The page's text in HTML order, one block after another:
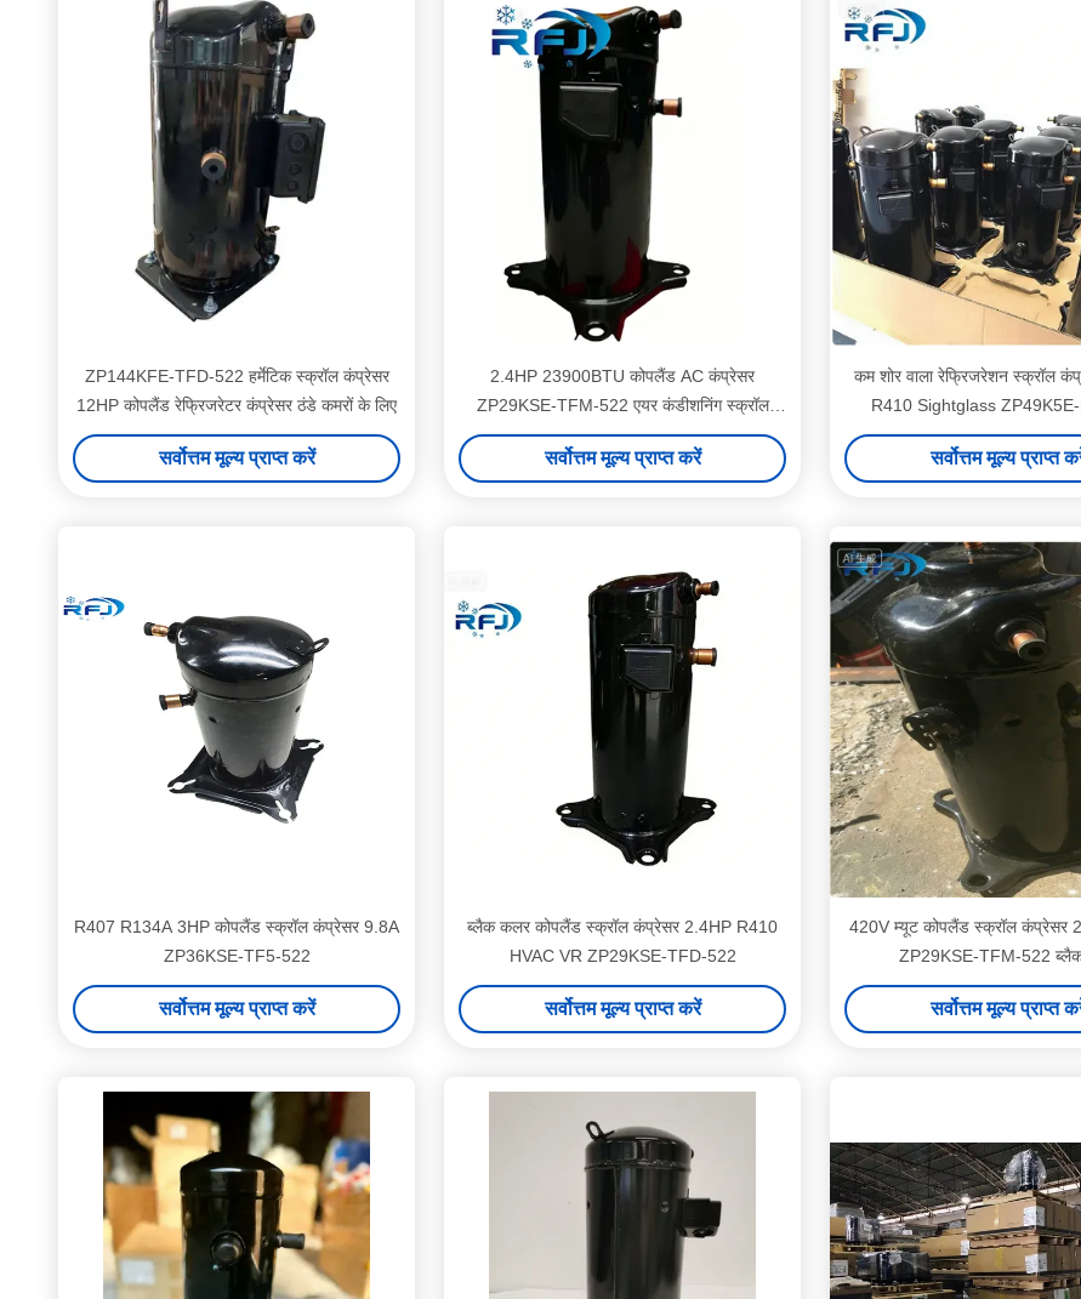
ZP144KFE-TFD-522 हर्मेटिक स्क्रॉल कंप्रेसर
12HP कोपलैंड रेफ्रिजरेटर कंप्रेसर ठंडे कमरों के लिए
सर्वोत्तम मूल्य प्राप्त करें
2.4HP 23900BTU कोपलैंड AC कंप्रेसर
ZP29KSE-TFM-522 एयर कंडीशनिंग स्क्रॉल
कंप्रेसर
सर्वोत्तम मूल्य प्राप्त करें
कम शोर वाला रेफ्रिजरेशन स्क्रॉल
R410 Sightglass
सर्वोत्तम मूल्य प्राप्त
R407 R134A 3HP कोपलैंड स्क्रॉल कंप्रेसर 9.8A
ZP36KSE-TF5-522
सर्वोत्तम मूल्य प्राप्त करें
ब्लैक कलर कोपलैंड स्क्रॉल कंप्रेसर 2.4HP R410
HVAC VR ZP29KSE-TFD-522
सर्वोत्तम मूल्य प्राप्त करें
420V म्यूट कोपलैंड स्क्रॉल कंप्रेसर
ZP29KSE-TFM-522
सर्वोत्तम मूल्य प्राप्त